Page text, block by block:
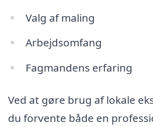
Valg af maling
Arbejdsomfang
Fagmandens erfaring
Ved at gøre brug af lokale
du forvente både en